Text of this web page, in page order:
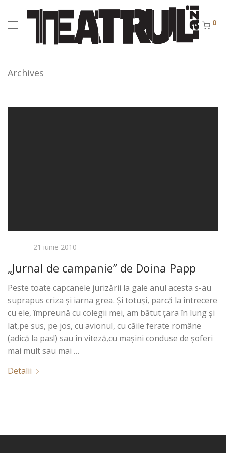
0
Archives
21 iunie 2010
„Jurnal de campanie” de Doina Papp
Peste toate capcanele jurizării la gale anul acesta s-au
suprapus criza şi iarna grea. Şi totuşi, parcă la întrecere
cu ele, împreună cu colegii mei, am bătut ţara în lung şi
lat,pe sus, pe jos, cu avionul, cu căile ferate române
(adică la pas!) sau în viteză,cu maşini conduse de şoferi
mai mult sau mai …
Detalii